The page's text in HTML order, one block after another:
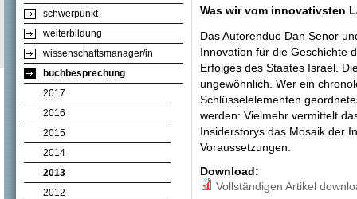
schwerpunkt
weiterbildung
wissenschaftsmanager/in
buchbesprechung
2017
2016
2015
2014
2013
2012
Was wir vom innovativsten
Das Autorenduo Dan Senor
Innovation für die Geschichte
Erfolges des Staates Israel.
ungewöhnlich. Wer ein
Schlüsselelementen
werden: Vielmehr vermittelt
Insiderstorys das Mosaik der
Voraussetzungen.
Download:
Vollständigen Artikel